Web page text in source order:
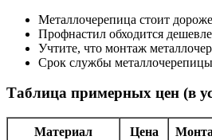
Металлочерепица стоит
Профнастил обходится
Учтите, что монтаж
Срок службы
Таблица примерных цен (в
Материал Цена